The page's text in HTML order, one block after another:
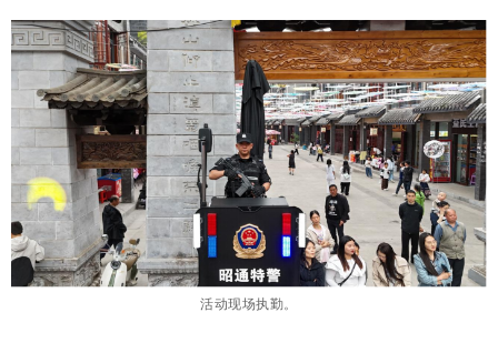
活动现场执勤。